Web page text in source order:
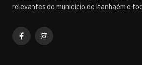
relevantes do município de Itanhaém e
FacebookInstagram